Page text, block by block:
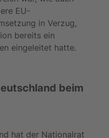
EU-
in Verzug,
bereits ein
eingeleitet hatte.
beim
hat der Nationalrat